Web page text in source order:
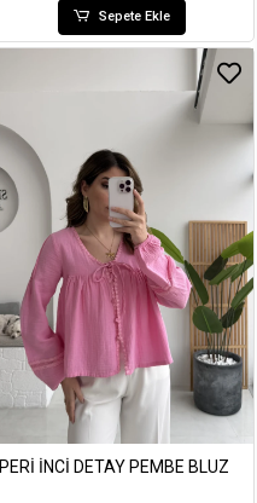
Sepete Ekle
PERI İNCI DETAY PEMBE BLUZ